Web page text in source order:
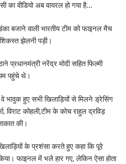
का वीडियो अब वायरल हो गया है…
बजाने वाली भारतीय टीम को फाइनल मैच
झेलनी पड़ी।
नरेंद्र मोदी सहित फिल्मी
पहुंचे थे।
भावुक हुए सभी खिलाड़ियों से मिलने ड्रेसिंग
विराट कोहली,टीम के कोच राहुल द्रविड़
की।
के प्रशंसा करते हुए कहा कि पूरे
फाइनल में भले हार गए, लेकिन ऐसा होता